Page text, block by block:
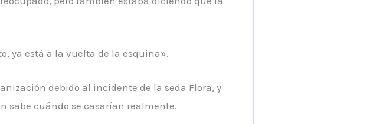
ya está a la vuelta de la esquina».
debido al incidente de la seda Flora, y
sabe cuándo se casarían realmente.